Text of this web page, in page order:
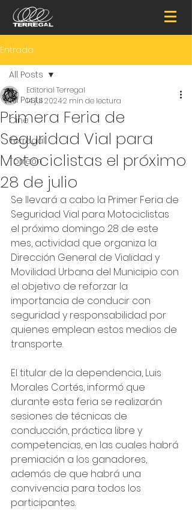
Entrada
All Posts
Cine
Terregal
Torreón
All Posts
Primera Feria de
Seguridad Vial para
Motociclistas el próximo
28 de julio
Editorial Terregal
14 jul 20242 min de lectura
Se llevará a cabo la Primer Feria de
Seguridad Vial para Motociclistas
el próximo domingo 28 de este
mes, actividad que organiza la
Dirección General de Vialidad y
Movilidad Urbana del Municipio con
el objetivo de reforzar la
importancia de conducir con
seguridad y responsabilidad por
quienes emplean estos medios de
transporte.
El titular de la dependencia, Luis
Morales Cortés, informó que
durante esta feria se realizarán
sesiones de técnicas de
conducción, práctica libre y
competencias, en las cuales habrá
premiación a los ganadores,
además de que habrá una
convivencia para todos los
participantes.